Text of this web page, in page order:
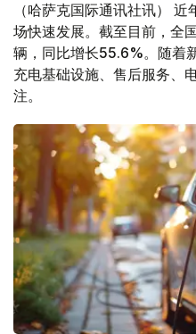
（哈萨克国际通讯社讯）
场快速发展。截至目前，全
辆，同比增长55.6%。随着
充电基础设施、售后服务、
注。